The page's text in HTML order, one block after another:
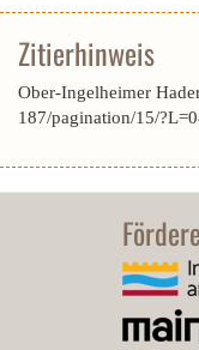
Zitierhinweis
Ober-Ingelheimer
187/pagination/15/